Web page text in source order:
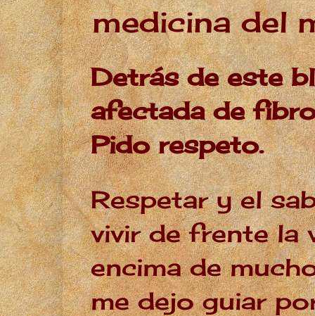
medicina del
Detrás de este
afectada de
Pido respeto.
Respetar y el
vivir de frente la
encima de
me dejo guiar